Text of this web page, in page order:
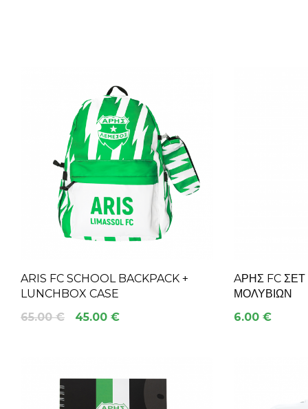
ARIS FC SCHOOL BACKPACK +
LUNCHBOX CASE
65.00 €
45.00 €
AΡΗΣ FC
ΜΟΛΥΒΙΩΝ
6.00 €